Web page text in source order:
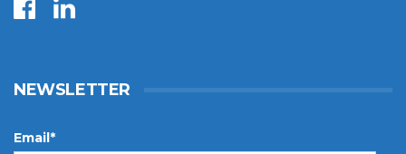
NEWSLETTER
Email*